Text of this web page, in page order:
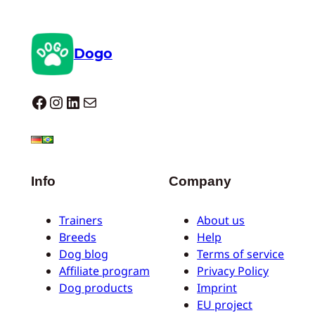
Dogo
Dogo facebook InstagramLinkedIn Mail
Info
Trainers
Breeds
Dog blog
Affiliate program
Dog products
Company
About us
Help
Terms of service
Privacy Policy
Imprint
EU project